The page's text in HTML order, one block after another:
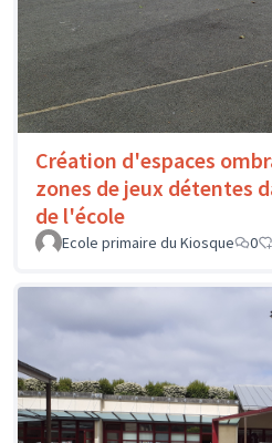
Création d'espaces
zones de jeux détentes
de l'école
Ecole primaire du Kiosque 0